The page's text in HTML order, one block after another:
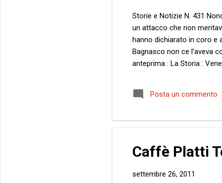
Storie e Notizie N. 431
un attacco che non
hanno dichiarato in coro e
Bagnasco non ce l’aveva
anteprima : La Storia :
sociale, rafforzato da un
detto, auto citandomi
Posta un commento
Caffè Platti
settembre 26, 2011